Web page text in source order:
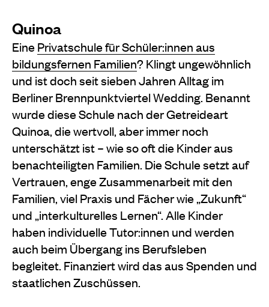
Quinoa
EinePrivatschule für Schüler:innen aus
bildungsfernen Familien? Klingt ungewöhnlich
und ist doch seit sieben Jahren Alltag im
Berliner Brennpunktviertel Wedding. Benannt
wurde diese Schule nach der Getreideart
Quinoa, die wertvoll, aber immer noch
unterschätzt ist – wie so oft die Kinder aus
benachteiligten Familien. Die Schule setzt auf
Vertrauen, enge Zusammenarbeit mit den
Familien, viel Praxis und Fächer wie „Zukunft“
und „interkulturelles Lernen“. Alle Kinder
haben individuelle Tutor:innen und werden
auch beim Übergang ins Berufsleben
begleitet. Finanziert wird das aus Spenden und
staatlichen Zuschüssen.